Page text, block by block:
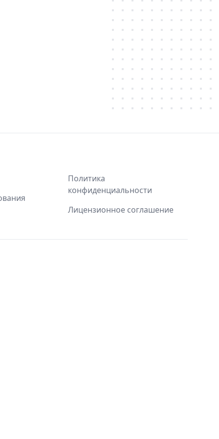
Политика
конфиденциальности
Лицензионное соглашение